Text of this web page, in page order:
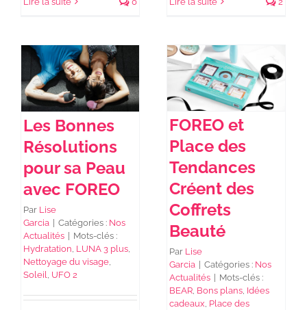
Les Bonnes
Résolutions
pour sa Peau
avec FOREO
Par Lise
Garcia | Catégories : Nos
Actualités | Mots-clés :
Hydratation LUNA 3 plus
Nettoyage du visage
Soleil UFO 2
FOREO et
Place des
Tendances
Créent des
Coffrets
Beauté
Par Lise
Garcia
Catégories : Nos
Actualités
Mots-clés :
BEAR Bons plans Idées
cadeaux Place des